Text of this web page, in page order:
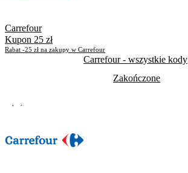
Carrefour
Kupon 25 zł
Rabat -25 zł na zakupy w Carrefour
Carrefour- wszystkie kody
Zakończone
Zakończone